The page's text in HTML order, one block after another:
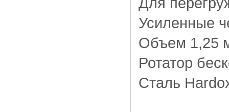
Усиленные
Объем 1,25
Ротатор
Сталь